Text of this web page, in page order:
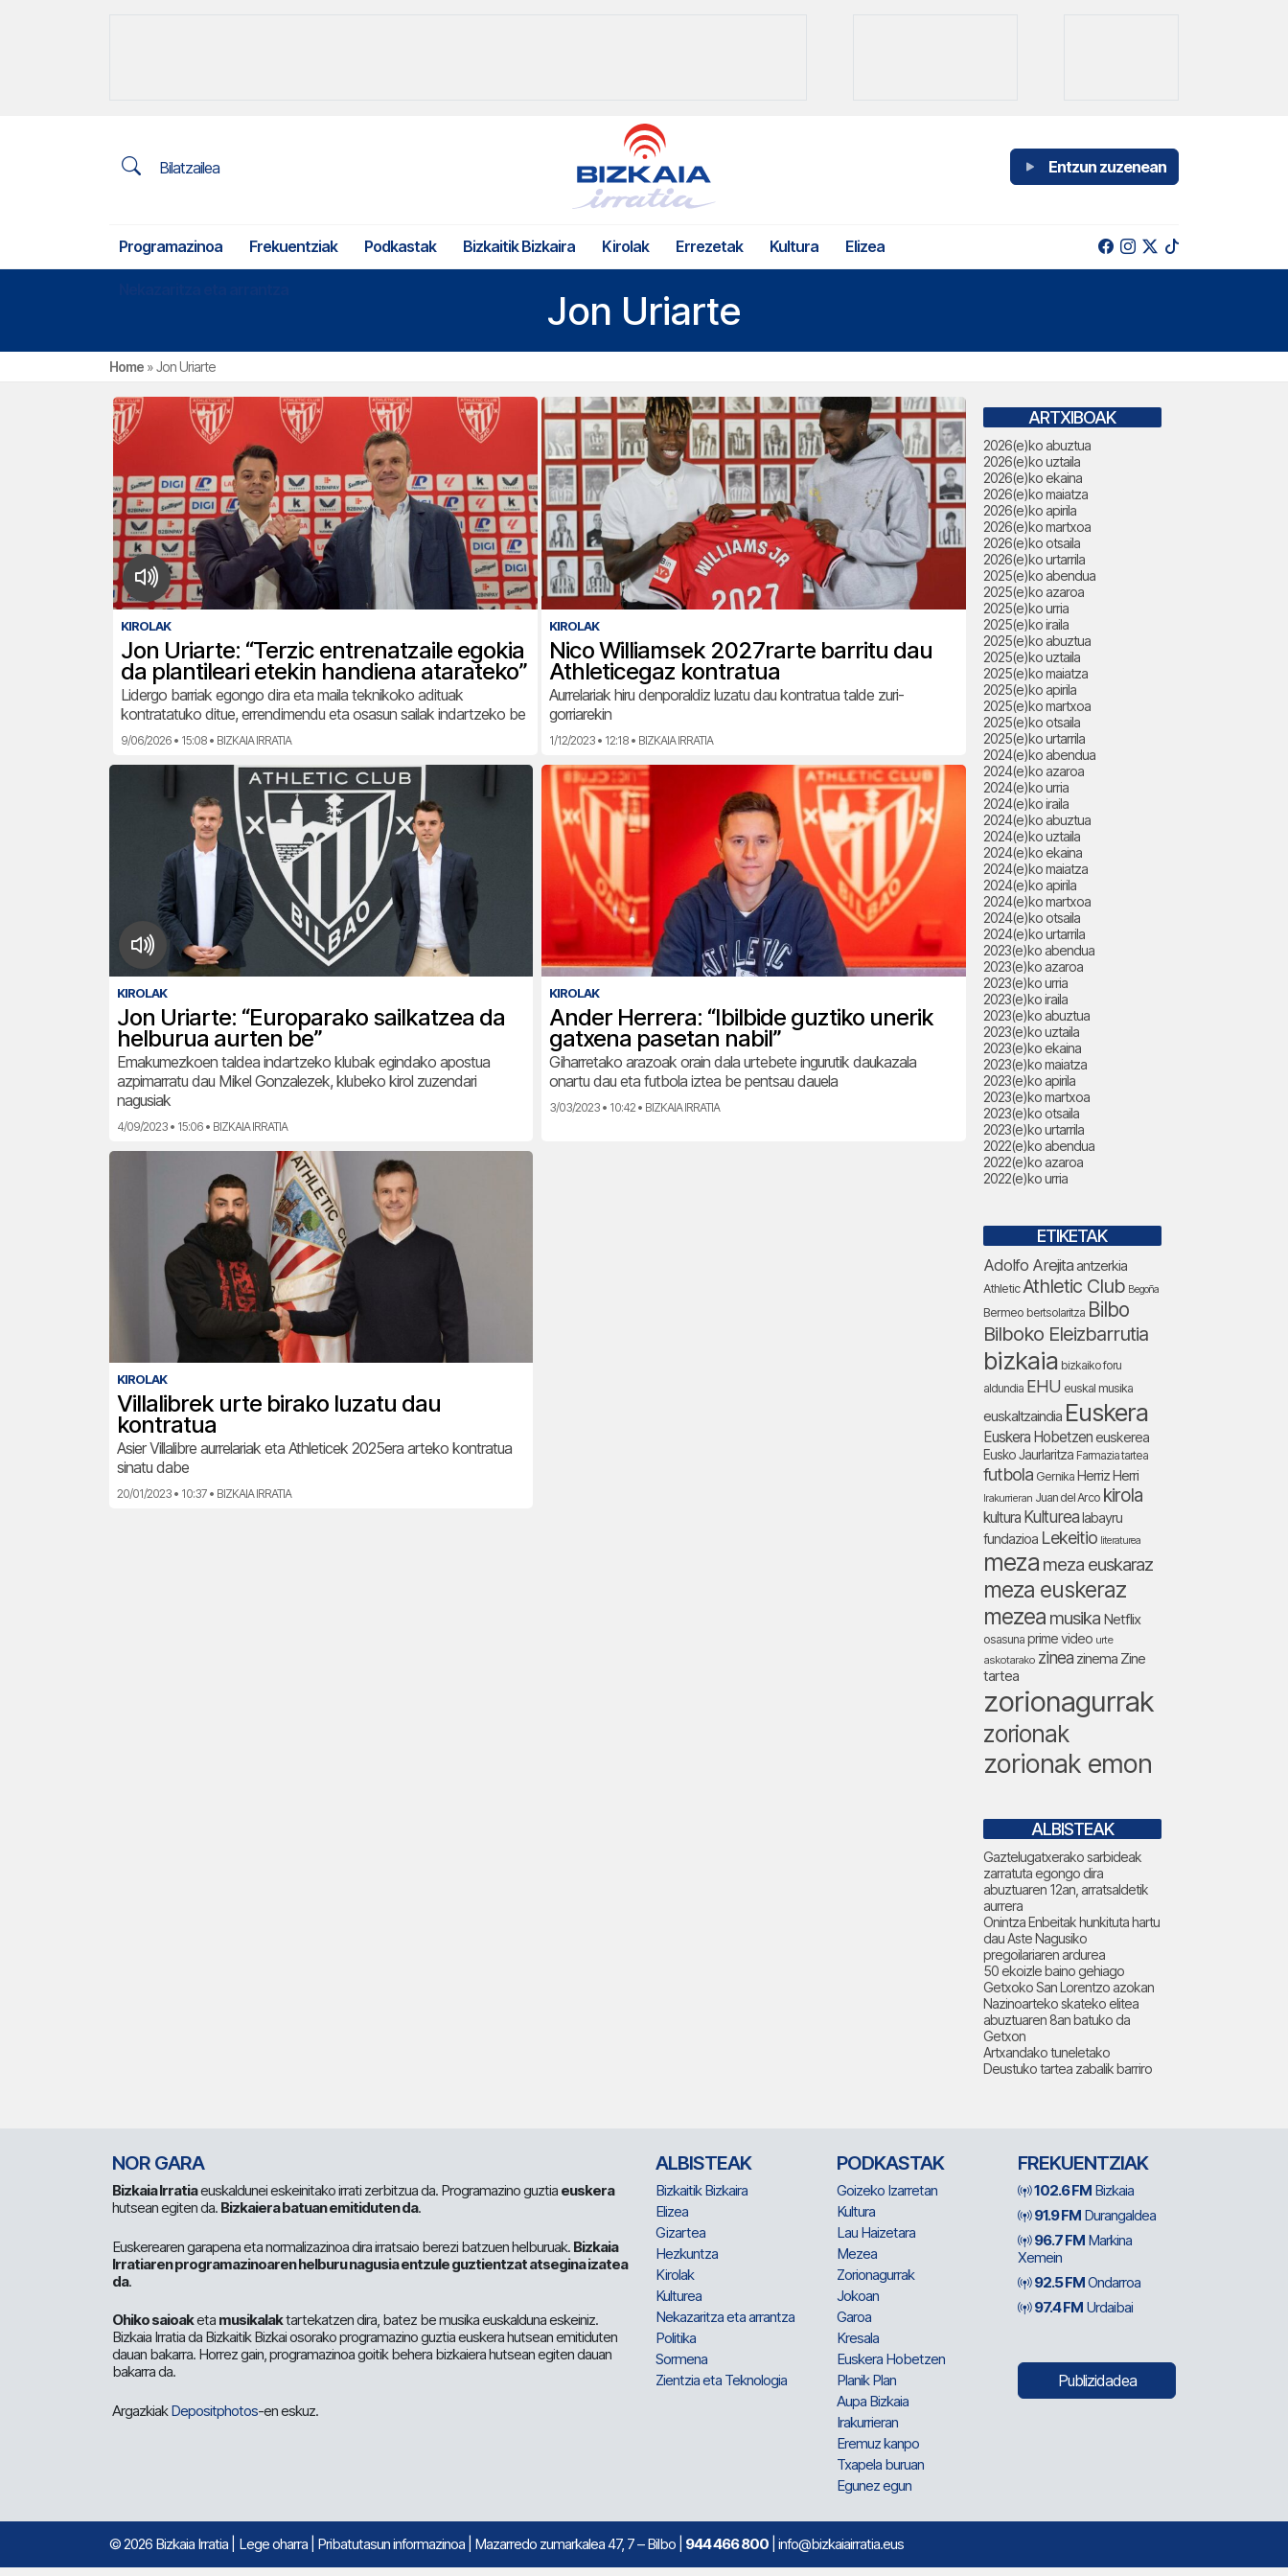
Bilatzailea Entzun zuzenean
Programazinoa Frekuentziak Podkastak Bizkaitik Bizkaira Kirolak Errezetak Kultura Elizea
Jon Uriarte
Home »Jon Uriarte
KIROLAK
Jon Uriarte: “Terzic entrenatzaile egokia
da plantileari etekin handiena atarateko”
Lidergo barriak egongo dira eta maila teknikoko adituak
kontratatuko ditue, errendimendu eta osasun sailak indartzeko be
9/06/2026 • 15:08 • BIZKAIA IRRATIA
KIROLAK
Nico Williamsek 2027rarte barritu dau
Athleticegaz kontratua
Aurrelariak hiru denporaldiz luzatu dau kontratua talde zuri-
gorriarekin
1/12/2023 • 12:18 • BIZKAIA IRRATIA
KIROLAK
Jon Uriarte: “Europarako sailkatzea da
helburua aurten be”
Emakumezkoen taldea indartzeko klubak egindako apostua
azpimarratu dau Mikel Gonzalezek, klubeko kirol zuzendari
nagusiak
4/09/2023 • 15:06 • BIZKAIA IRRATIA
KIROLAK
Ander Herrera: “Ibilbide guztiko unerik
gatxena pasetan nabil”
Giharretako arazoak orain dala urtebete ingurutik daukazala
onartu dau eta futbola iztea be pentsau dauela
3/03/2023 • 10:42 • BIZKAIA IRRATIA
KIROLAK
Villalibrek urte birako luzatu dau
kontratua
Asier Villalibre aurrelariak eta Athleticek 2025era arteko kontratua
sinatu dabe
20/01/2023 • 10:37 • BIZKAIA IRRATIA
ARTXIBOAK
2026(e)ko abuztua
2026(e)ko uztaila
2026(e)ko ekaina
2026(e)ko maiatza
2026(e)ko apirila
2026(e)ko martxoa
2026(e)ko otsaila
2026(e)ko urtarrila
2025(e)ko abendua
2025(e)ko azaroa
2025(e)ko urria
2025(e)ko iraila
2025(e)ko abuztua
2025(e)ko uztaila
2025(e)ko maiatza
2025(e)ko apirila
2025(e)ko martxoa
2025(e)ko otsaila
2025(e)ko urtarrila
2024(e)ko abendua
2024(e)ko azaroa
2024(e)ko urria
2024(e)ko iraila
2024(e)ko abuztua
2024(e)ko uztaila
2024(e)ko ekaina
2024(e)ko maiatza
2024(e)ko apirila
2024(e)ko martxoa
2024(e)ko otsaila
2024(e)ko urtarrila
2023(e)ko abendua
2023(e)ko azaroa
2023(e)ko urria
2023(e)ko iraila
2023(e)ko abuztua
2023(e)ko uztaila
2023(e)ko ekaina
2023(e)ko maiatza
2023(e)ko apirila
2023(e)ko martxoa
2023(e)ko otsaila
2023(e)ko urtarrila
2022(e)ko abendua
2022(e)ko azaroa
2022(e)ko urria
ETIKETAK
Adolfo Arejitaantzerkia
Athletic Athletic Club Begoña
Bermeo bertsolaritza Bilbo
Bilboko Eleizbarrutia
bizkaia bizkaiko foru
aldundia EHU euskal musika
euskaltzaindia Euskera
Euskera Hobetzeneuskerea
Eusko Jaurlaritza Farmazia tartea
futbola Gernika Herriz Herri
Irakurrieran Juan del Arco kirola
kultura Kulturealabayru
fundazioa Lekeitio literaturea
meza meza euskaraz
meza euskeraz
mezea musika Netflix
osasuna prime video urte
askotarako zinea zinema Zine
tartea
zorionagurrak
zorionak
zorionak emon
ALBISTEAK
Gaztelugatxerako sarbideak
zarratuta egongo dira
abuztuaren 12an, arratsaldetik
aurrera
Onintza Enbeitak hunkituta hartu
dau Aste Nagusiko
pregoilariaren ardurea
50 ekoizle baino gehiago
Getxoko San Lorentzo azokan
Nazinoarteko skateko elitea
abuztuaren 8an batuko da
Getxon
Artxandako tuneletako
Deustuko tartea zabalik barriro
NOR GARA
Bizkaia Irratiaeuskaldunei eskeinitako irrati zerbitzua da. Programazino guztia euskera
hutsean egiten da. Bizkaiera batuan emitiduten da.
Euskerearen garapena eta normalizazinoa dira irratsaio berezi batzuen helburuak. Bizkaia
Irratiaren programazinoaren helburu nagusia entzule guztientzat atsegina izatea
da.
Ohiko saioaketa musikalaktartekatzen dira, batez be musika euskalduna eskeiniz.
Bizkaia Irratia da Bizkaitik Bizkai osorako programazino guztia euskera hutsean emitiduten
dauan bakarra. Horrez gain, programazinoa goitik behera bizkaiera hutsean egiten dauan
bakarra da.
ArgazkiakDepositphotos-en eskuz.
ALBISTEAK
Bizkaitik Bizkaira
Elizea
Gizartea
Hezkuntza
Kirolak
Kulturea
Nekazaritza eta arrantza
Politika
Sormena
Zientzia eta Teknologia
PODKASTAK
Goizeko Izarretan
Kultura
Lau Haizetara
Mezea
Zorionagurrak
Jokoan
Garoa
Kresala
Euskera Hobetzen
Planik Plan
Aupa Bizkaia
Irakurrieran
Eremuz kanpo
Txapela buruan
Egunez egun
FREKUENTZIAK
102.6 FM Bizkaia
91.9 FM Durangaldea
96.7 FM Markina
Xemein
92.5 FMOndarroa
97.4 FM Urdaibai
Publizidadea
© 2026 Bizkaia Irratia Lege oharra Pribatutasun informazinoa | Mazarredo zumarkalea 47, 7 – Bilbo | 944 466 800 | info@bizkaiairratia.eus